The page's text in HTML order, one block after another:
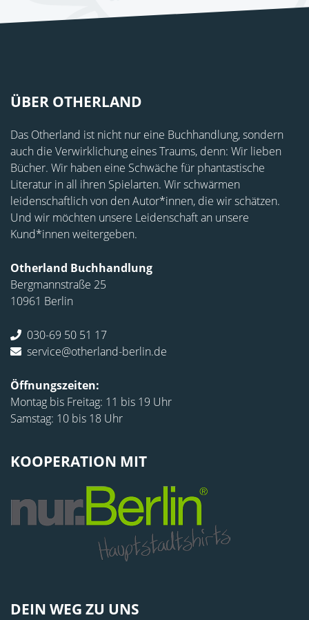
ÜBER OTHERLAND
Das Otherland ist nicht nur eine Buchhandlung, sondern
auch die Verwirklichung eines Traums, denn: Wir lieben
Bücher. Wir haben eine Schwäche für phantastische
Literatur in all ihren Spielarten. Wir schwärmen
leidenschaftlich von den Autor*innen, die wir schätzen.
Und wir möchten unsere Leidenschaft an unsere
Kund*innen weitergeben.
Otherland Buchhandlung
Bergmannstraße 25
10961 Berlin
030-69 50 51 17
service@otherland-berlin.de
Öffnungszeiten:
Montag bis Freitag: 11 bis 19 Uhr
Samstag: 10 bis 18 Uhr
KOOPERATION MIT
DEIN WEG ZU UNS